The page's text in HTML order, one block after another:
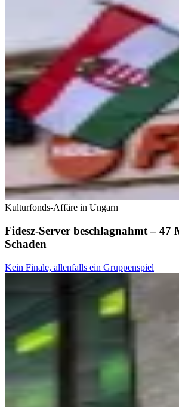
Kulturfonds-Affäre in Ungarn
Fidesz-Server beschlagnahmt –
Schaden
Kein Finale, allenfalls ein Gruppenspiel